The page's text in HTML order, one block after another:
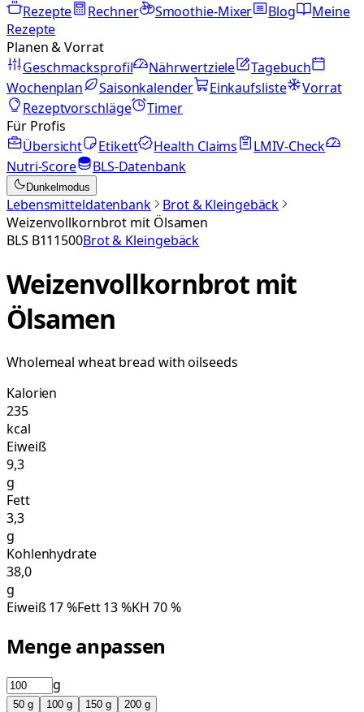
Rezepte
Rechner Smoothie-Mixer Blog
Meine
Rezepte
Planen & Vorrat
Geschmacksprofil
Nährwertziele
Tagebuch
Wochenplan
Saisonkalender Einkaufsliste
Vorrat
Rezeptvorschläge
Timer
Für Profis
Übersicht
Etikett Health Claims
LMIV-Check
Nutri-Score
BLS-Datenbank
Dunkelmodus
Lebensmitteldatenbank
Brot & Kleingebäck
Weizenvollkornbrot mit Ölsamen
BLS B111500Brot & Kleingebäck
Weizenvollkornbrot mit
Ölsamen
Wholemeal wheat bread with oilseeds
Kalorien
235
kcal
Eiweiß
9,3
g
Fett
3,3
g
Kohlenhydrate
38,0
g
Eiweiß17%Fett13%KH 70%
Menge anpassen
g
50 g 100 g 150 g 200 g